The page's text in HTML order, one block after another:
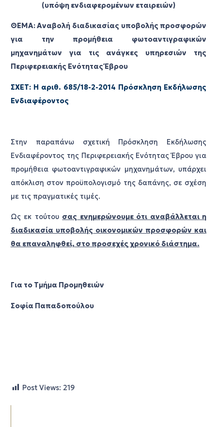
(υπόψη ενδιαφερομένων εταιρειών)
ΘΕΜΑ: Αναβολή διαδικασίας υποβολής προσφορών
για την προμήθεια φωτοαντιγραφικών
μηχανημάτων για τις ανάγκες υπηρεσιών της
Περιφερειακής Ενότητας Έβρου
ΣΧΕΤ: Η αριθ. 685/18-2-2014 Πρόσκληση Εκδήλωσης
Ενδιαφέροντος
Στην παραπάνω σχετική Πρόσκληση Εκδήλωσης
Ενδιαφέροντος της Περιφερειακής Ενότητας Έβρου για
προμήθεια φωτοαντιγραφικών μηχανημάτων, υπάρχει
απόκλιση στον προϋπολογισμό της δαπάνης, σε σχέση
με τις πραγματικές τιμές.
Ως εκ τούτου σας ενημερώνουμε ότι αναβάλλεται η
διαδικασία υποβολής οικονομικών προσφορών και
θα επαναληφθεί, στο προσεχές χρονικό διάστημα.
Για το Τμήμα Προμηθειών
Σοφία Παπαδοπούλου
Post Views: 219